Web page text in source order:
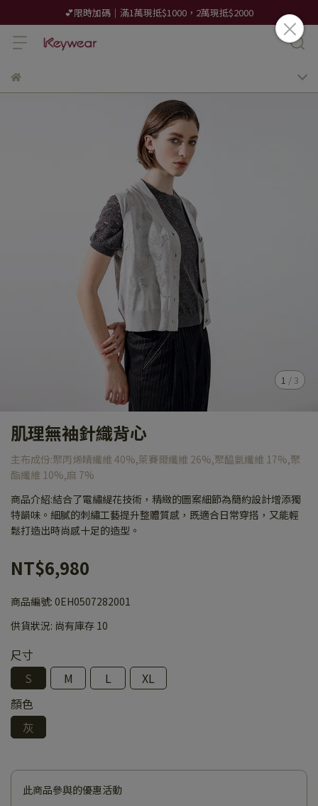
💕限時加碼｜滿1萬現抵$1000，2萬現抵$2000
1 / 3
肌理無袖針織背心
主布成份:聚丙烯睛纖維 40%,萊賽爾纖維 26%,聚醯氨纖維 17%,聚
酯纖維 10%,麻 7%
商品介紹:結合了電繡緹花技術，精緻的圖案細節為簡約設計增添獨
特韻味。細膩的刺繡工藝提升整體質感，既適合日常穿搭，又能輕
鬆打造出時尚感十足的造型。
NT$6,980
商品編號: 0EH0507282001
供貨狀況: 尚有庫存 10
尺寸
S
M L
XL
顏色
灰
此商品參與的優惠活動